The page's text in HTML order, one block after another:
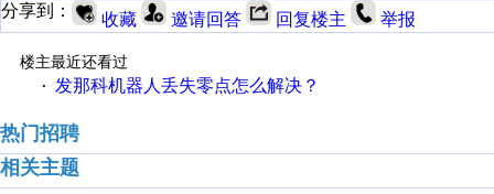
分享到： 收藏 邀请回答 回复楼主 举报
楼主最近还看过
·
发那科机器人丢失零点怎么解决？
热门招聘
相关主题